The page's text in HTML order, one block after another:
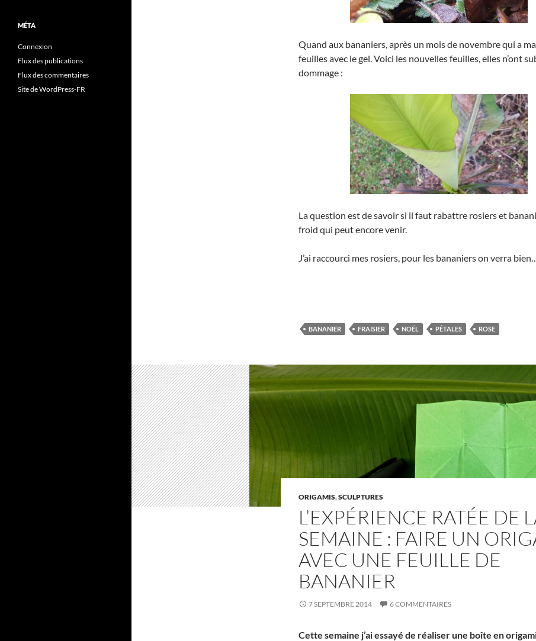
Quand aux bananiers, après un mois de novembre qui a
feuilles avec le gel. Voici les nouvelles feuilles, elles n’ont
dommage :
La question est de savoir si il faut rabattre rosiers et
froid qui peut encore venir.
J’ai raccourci mes rosiers, pour les bananiers on verra
BANANIER FRAISIER NOËL PÉTALES ROSE
ORIGAMIS,SCULPTURES
L’EXPÉRIENCE RATÉE DE
SEMAINE : FAIRE UN
AVEC UNE FEUILLE DE
BANANIER
7 SEPTEMBRE 2014 6 COMMENTAIRES
Cette semaine j’ai essayé de réaliser une boîte en
MÉTA
Connexion
Flux des publications
Flux des commentaires
Site de WordPress-FR